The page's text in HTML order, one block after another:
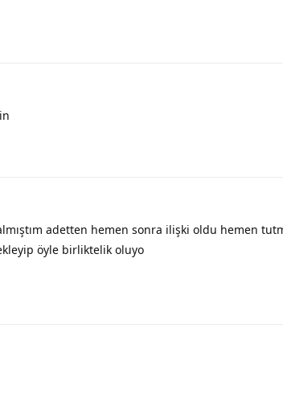
adetten hemen sonra ilişki oldu hemen
öyle birliktelik oluyo